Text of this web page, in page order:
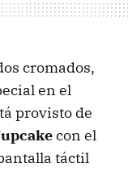
cromados,
en el
provisto de
con el
táctil